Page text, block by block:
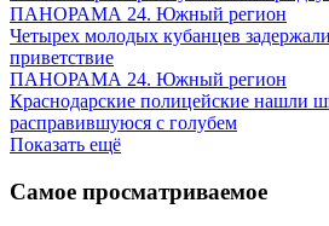
ПАНОРАМА 24. Южный регион
Четырех молодых кубанцев
приветствие
ПАНОРАМА 24. Южный регион
Краснодарские полицейские нашли
расправившуюся с голубем
Показать ещё
Самое просматриваемое